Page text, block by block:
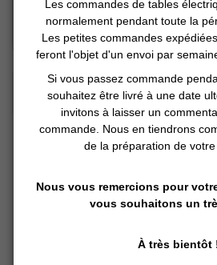
Vous Réservez en
Nous préparons
Vous retirez en
DESCRIPTION DÉTAILLÉE :
Marchepied en acier stable, avec
Spécialement conçu pour faciliter
Les commandes de tables
normalement pendant toute la
Les petites commandes
feront l'objet d'un envoi par
Si vous passez commande
souhaitez être livré à une date
invitons à laisser un
commande. Nous en tiendrons
de la préparation de votre
Nous vous remercions pour
vous souhaitons un
À très bientôt